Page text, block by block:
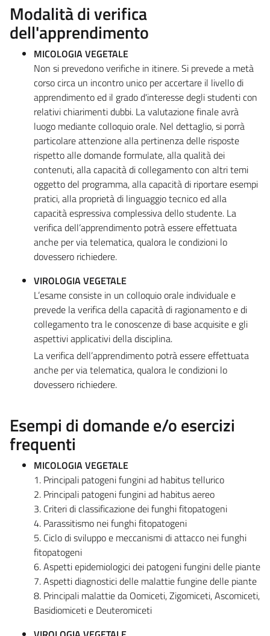
Modalità di verifica
dell'apprendimento
MICOLOGIA VEGETALE
Non si prevedono verifiche in itinere. Si prevede a metà
corso circa un incontro unico per accertare il livello di
apprendimento ed il grado d'interesse degli studenti con
relativi chiarimenti dubbi. La valutazione finale avrà
luogo mediante colloquio orale. Nel dettaglio, si porrà
particolare attenzione alla pertinenza delle risposte
rispetto alle domande formulate, alla qualità dei
contenuti, alla capacità di collegamento con altri temi
oggetto del programma, alla capacità di riportare esempi
pratici, alla proprietà di linguaggio tecnico ed alla
capacità espressiva complessiva dello studente. La
verifica dell’apprendimento potrà essere effettuata
anche per via telematica, qualora le condizioni lo
dovessero richiedere.
VIROLOGIA VEGETALE
L’esame consiste in un colloquio orale individuale e
prevede la verifica della capacità di ragionamento e di
collegamento tra le conoscenze di base acquisite e gli
aspettivi applicativi della disciplina.
La verifica dell’apprendimento potrà essere effettuata
anche per via telematica, qualora le condizioni lo
dovessero richiedere.
Esempi di domande e/o esercizi
frequenti
MICOLOGIA VEGETALE
1. Principali patogeni fungini ad habitus tellurico
2. Principali patogeni fungini ad habitus aereo
3. Criteri di classificazione dei funghi fitopatogeni
4. Parassitismo nei funghi fitopatogeni
5. Ciclo di sviluppo e meccanismi di attacco nei funghi
fitopatogeni
6. Aspetti epidemiologici dei patogeni fungini delle piante
7. Aspetti diagnostici delle malattie fungine delle piante
8. Principali malattie da Oomiceti, Zigomiceti, Ascomiceti,
Basidiomiceti e Deuteromiceti